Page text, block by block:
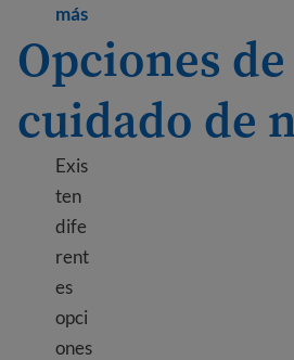
másLearn more about
Opciones de
cuidado de
Exis
ten
dife
rent
es
opci
ones